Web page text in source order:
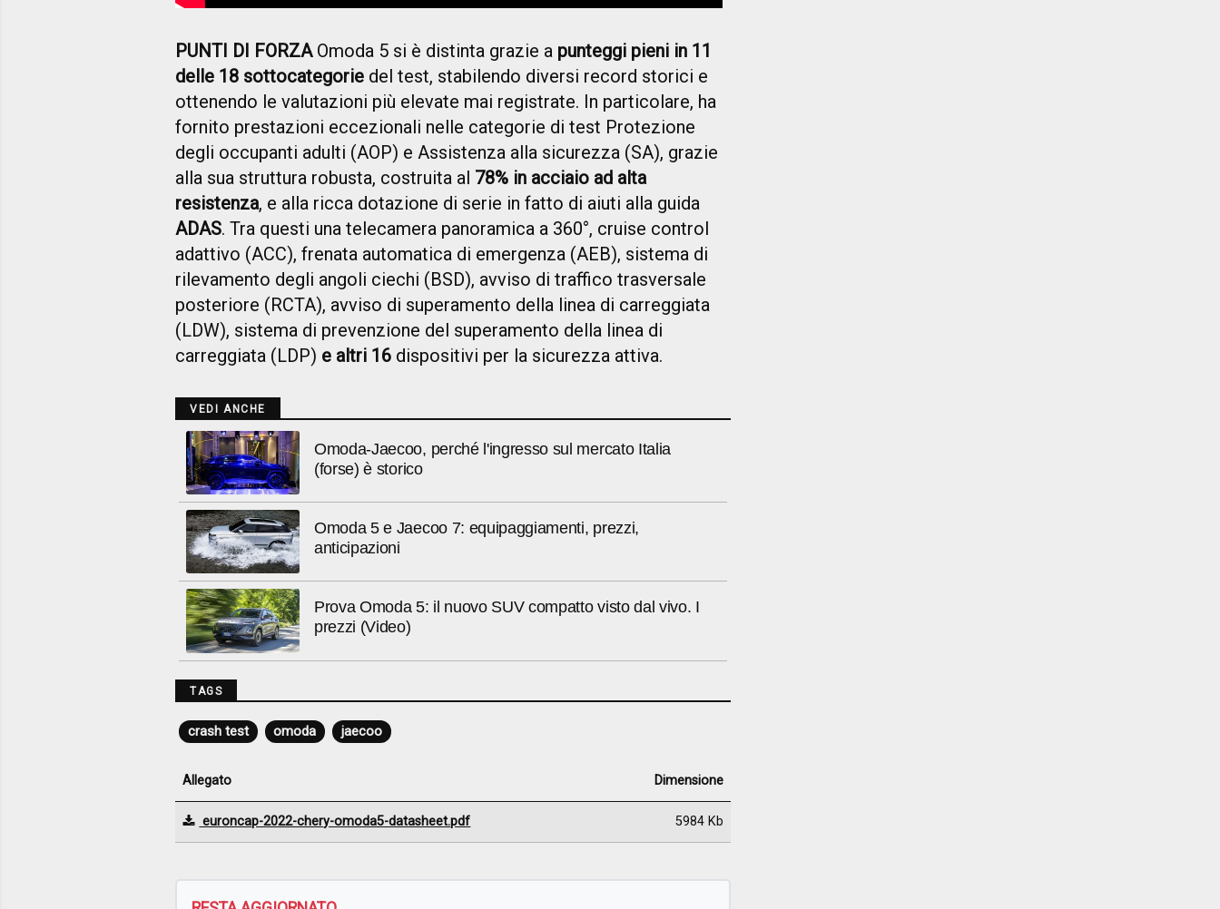
PUNTI DI FORZAOmoda 5 si è distinta grazie a punteggi pieni in 11
delle 18 sottocategorie del test, stabilendo diversi record storici e
ottenendo le valutazioni più elevate mai registrate. In particolare, ha
fornito prestazioni eccezionali nelle categorie di test Protezione
degli occupanti adulti (AOP) e Assistenza alla sicurezza (SA), grazie
alla sua struttura robusta, costruita al 78% in acciaio ad alta
resistenza, e alla ricca dotazione di serie in fatto di aiuti alla guida
ADAS. Tra questi una telecamera panoramica a 360°, cruise control
adattivo (ACC), frenata automatica di emergenza (AEB), sistema di
rilevamento degli angoli ciechi (BSD), avviso di traffico trasversale
posteriore (RCTA), avviso di superamento della linea di carreggiata
(LDW), sistema di prevenzione del superamento della linea di
carreggiata (LDP) e altri 16 dispositivi per la sicurezza attiva.
VEDI ANCHE
Omoda-Jaecoo, perché l'ingresso sul mercato Italia
(forse) è storico
Omoda 5 e Jaecoo 7: equipaggiamenti, prezzi,
anticipazioni
Prova Omoda 5: il nuovo SUV compatto visto dal vivo. I
prezzi (Video)
TAGS
crash test omoda jaecoo
Allegato Dimensione
euroncap-2022-chery-omoda5-datasheet.pdf 5984 Kb